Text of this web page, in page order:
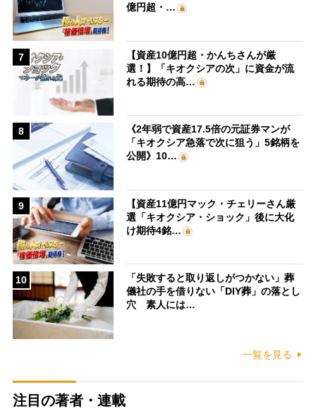
億円超・…
7
【資産10億円超・かんちさんが厳
選！】「キオクシアの次」に資金が流
れる期待の高…
8
《2年弱で資産17.5倍の元証券マンが
「キオクシア急落で次に狙う」5銘柄を
公開》10…
9
【資産11億円マック・チェリーさん厳
選「キオクシア・ショック」後に大化
け期待4銘…
10
「失敗すると取り返しがつかない」葬
儀社の手を借りない「DIY葬」の落とし
穴 素人には…
一覧を見る
注目の著者・連載